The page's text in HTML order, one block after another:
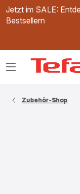
Jetzt im SALE:
Bestsellern
Das
Zubehör-Shop